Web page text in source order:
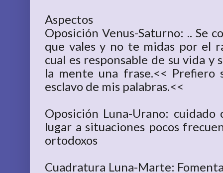
Aspectos
Oposición Venus-Saturno: .. Se
que vales y no te midas por el
cual es responsable de su vida y
la mente una frase.<< Prefiero
esclavo de mis palabras.<<
Oposición Luna-Urano: cuidado
lugar a situaciones pocos
ortodoxos
Cuadratura Luna-Marte: